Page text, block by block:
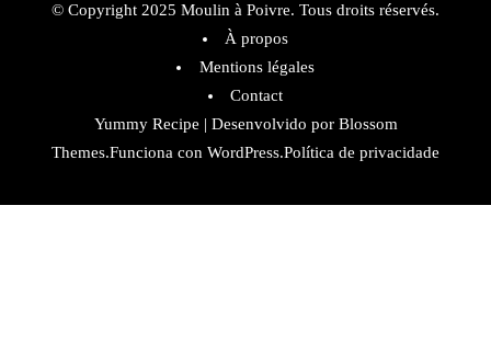
© Copyright 2025 Moulin à Poivre. Tous droits réservés.
À propos
Mentions légales
Contact
Yummy Recipe | Desenvolvido por Blossom
Themes.Funciona con WordPress.Política de privacidade